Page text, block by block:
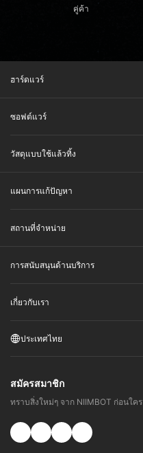
คู่ค้า
ฮาร์ดแวร์
ซอฟต์แวร์
วัสดุแบบใช้แล้วทิ้ง
แผนการแก้ปัญหา
สถานที่จำหน่าย
การสนับสนุนด้านบริการ
เกี่ยวกับเรา
ประเทศไทย
สมัครสมาชิก
ทราบสิ่งใหม่ๆ จาก NIIMBOT ก่อนใคร